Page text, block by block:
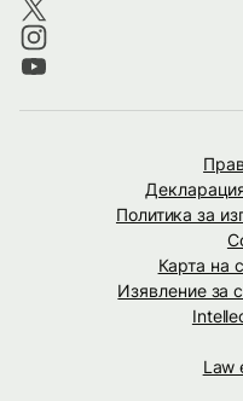
Политика за
Карта на
Изявление за
Law